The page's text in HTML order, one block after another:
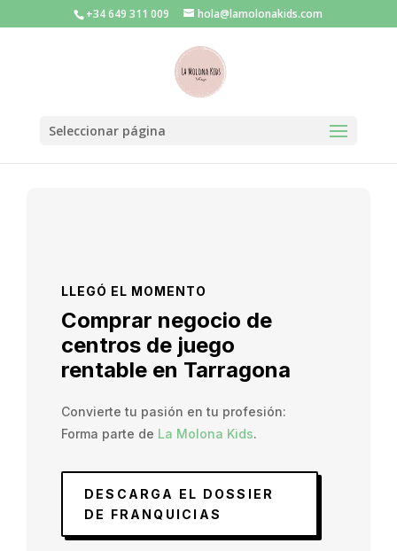
+34 649 311 009 hola@lamolonakids.com
Seleccionar página
LLEGÓ EL MOMENTO
Comprar negocio de
centros de juego
rentable en Tarragona
Convierte tu pasión en tu profesión:
Forma parte de La Molona Kids.
DESCARGA EL DOSSIER
DE FRANQUICIAS